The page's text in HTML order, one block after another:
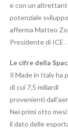
e con un
potenziale
afferma Matteo
Presidente di ICE .
Le cifre della
Il Made in Italy ha
di cui 7,5 miliardi
provenienti
Nei primi otto
il dato delle